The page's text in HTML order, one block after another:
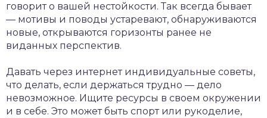
говорит о вашей нестойкости. Так всегда бывает
— мотивы и поводы устаревают, обнаруживаются
новые, открываются горизонты ранее не
виданных перспектив.
Давать через интернет индивидуальные советы,
что делать, если держаться трудно — дело
невозможное. Ищите ресурсы в своем окружении
и в себе. Это может быть спорт или рукоделие,